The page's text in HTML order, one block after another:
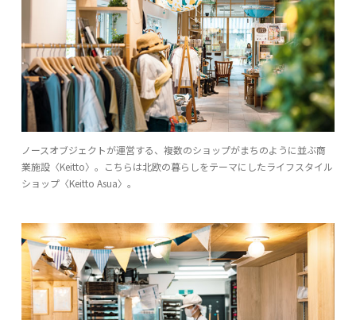
ノースオブジェクトが運営する、複数のショップがまちのように並ぶ商
業施設〈Keitto〉。こちらは北欧の暮らしをテーマにしたライフスタイル
ショップ〈Keitto Asua〉。